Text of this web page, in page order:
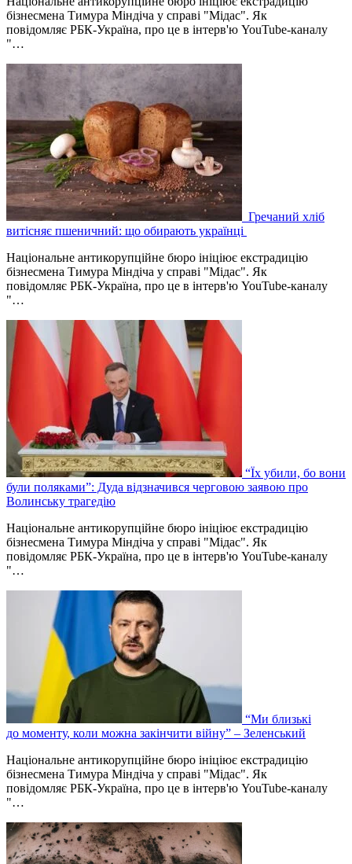
бізнесмена Тимура Міндіча у справі "Мідас". Як
повідомляє РБК-Україна, про це в інтерв'ю YouTube-каналу
"…
Гречаний хліб
витісняє пшеничний: що обирають українці
Національне антикорупційне бюро ініціює екстрадицію
бізнесмена Тимура Міндіча у справі "Мідас". Як
повідомляє РБК-Україна, про це в інтерв'ю YouTube-каналу
"…
“Їх убили, бо вони
були поляками”: Дуда відзначився черговою заявою про
Волинську трагедію
Національне антикорупційне бюро ініціює екстрадицію
бізнесмена Тимура Міндіча у справі "Мідас". Як
повідомляє РБК-Україна, про це в інтерв'ю YouTube-каналу
"…
“Ми близькі
до моменту, коли можна закінчити війну” – Зеленський
Національне антикорупційне бюро ініціює екстрадицію
бізнесмена Тимура Міндіча у справі "Мідас". Як
повідомляє РБК-Україна, про це в інтерв'ю YouTube-каналу
"…